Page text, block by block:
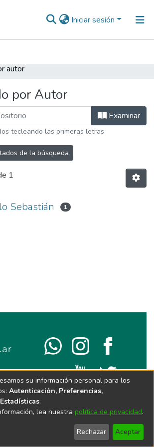
Iniciar sesión
autor
por Autor
Examinar
tecleando las primeras letras
de la búsqueda
1
Sebastián 1
su información personal para los
Autenticación, Preferencias,
.
lea nuestra política de privacidad.
Rechazar Aceptar